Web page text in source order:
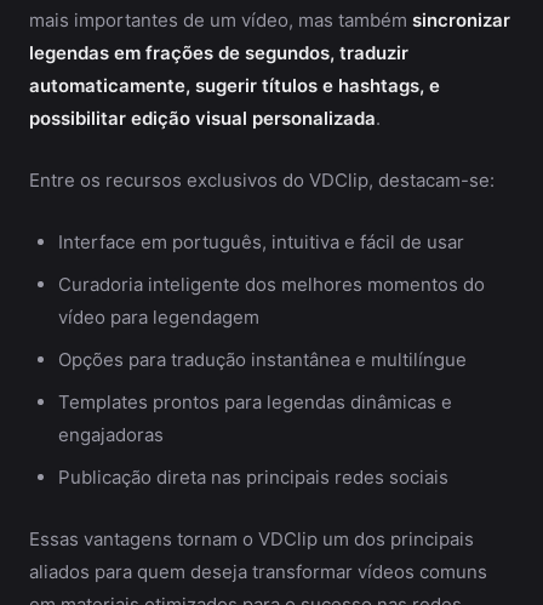
mais importantes de um vídeo, mas também sincronizar
legendas em frações de segundos, traduzir
automaticamente, sugerir títulos e hashtags, e
possibilitar edição visual personalizada.
Entre os recursos exclusivos do VDClip, destacam-se:
Interface em português, intuitiva e fácil de usar
Curadoria inteligente dos melhores momentos do
vídeo para legendagem
Opções para tradução instantânea e multilíngue
Templates prontos para legendas dinâmicas e
engajadoras
Publicação direta nas principais redes sociais
Essas vantagens tornam o VDClip um dos principais
aliados para quem deseja transformar vídeos comuns